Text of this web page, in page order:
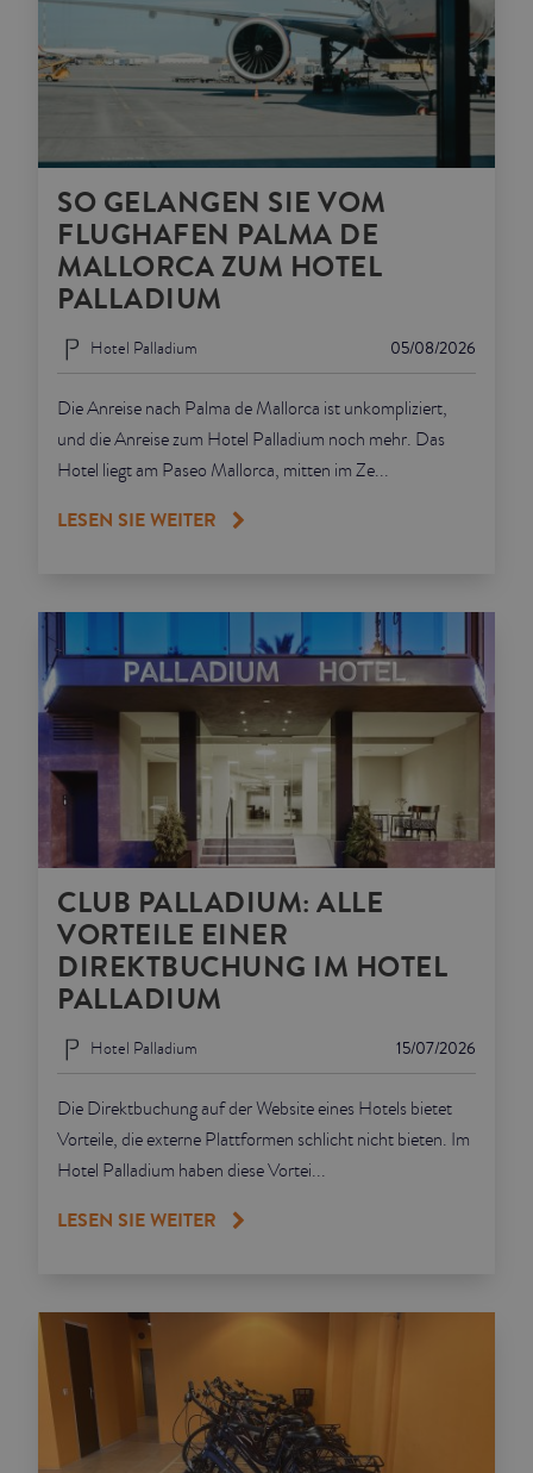
SO GELANGEN SIE VOM
FLUGHAFEN PALMA DE
MALLORCA ZUM HOTEL
PALLADIUM
05/08/2026
Hotel Palladium
Die Anreise nach Palma de Mallorca ist unkompliziert,
und die Anreise zum Hotel Palladium noch mehr. Das
Hotel liegt am Paseo Mallorca, mitten im Ze...
LESEN SIE WEITER
CLUB PALLADIUM: ALLE
VORTEILE EINER
DIREKTBUCHUNG IM HOTEL
PALLADIUM
15/07/2026
Hotel Palladium
Die Direktbuchung auf der Website eines Hotels bietet
Vorteile, die externe Plattformen schlicht nicht bieten. Im
Hotel Palladium haben diese Vortei...
LESEN SIE WEITER